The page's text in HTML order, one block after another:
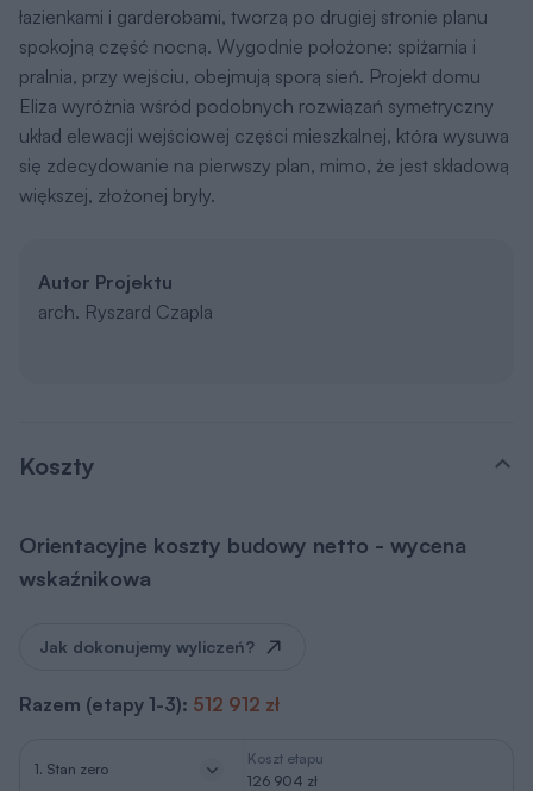
łazienkami i garderobami, tworzą po drugiej stronie planu
spokojną część nocną. Wygodnie położone: spiżarnia i
pralnia, przy wejściu, obejmują sporą sień. Projekt domu
Eliza wyróżnia wśród podobnych rozwiązań symetryczny
układ elewacji wejściowej części mieszkalnej, która wysuwa
się zdecydowanie na pierwszy plan, mimo, że jest składową
większej, złożonej bryły.
Autor Projektu
arch. Ryszard Czapla
Koszty
Orientacyjne koszty budowy netto - wycena
wskaźnikowa
Jak dokonujemy wyliczeń?
Razem (etapy 1-3): 512 912 zł
1. Stan zero
Koszt etapu
126 904 zł